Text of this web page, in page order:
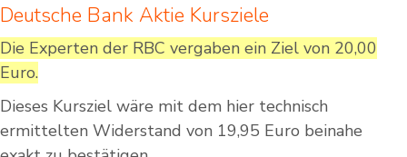
Deutsche Bank Aktie Kursziele
Die Experten der RBC vergaben ein Ziel von 20,00
Euro.
Dieses Kursziel wäre mit dem hier technisch
ermittelten Widerstand von 19,95 Euro beinahe